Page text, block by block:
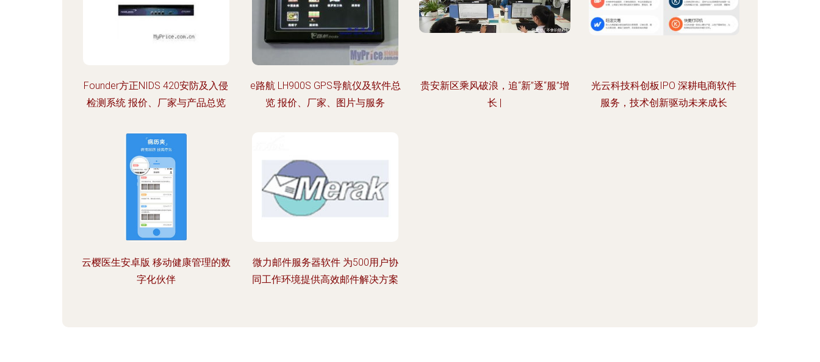
Founder方正NIDS 420安防及入侵
检测系统 报价、厂家与产品总览
e路航 LH900S GPS导航仪及软件总
览 报价、厂家、图片与服务
贵安新区乘风破浪，追“新”逐“服”增
长 |
光云科技科创板IPO 深耕电商软件
服务，技术创新驱动未来成长
云樱医生安卓版 移动健康管理的数
字化伙伴
微力邮件服务器软件 为500用户协
同工作环境提供高效邮件解决方案